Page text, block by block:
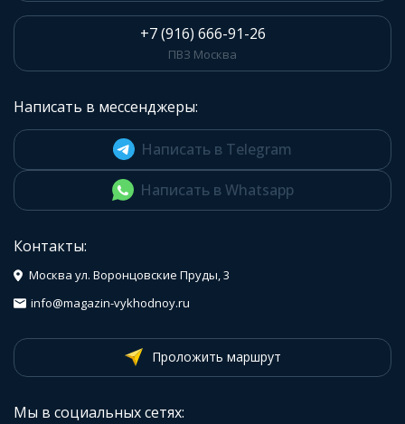
+7 (916) 666-91-26
ПВЗ Москва
Написать в мессенджеры:
Написать в Telegram
Написать в Whatsapp
Контакты:
Москва ул. Воронцовские Пруды, 3
info@magazin-vykhodnoy.ru
Проложить маршрут
Мы в социальных сетях: